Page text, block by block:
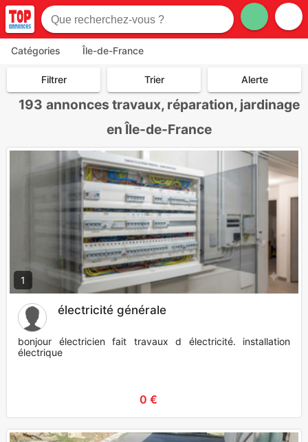
Catégories Île-de-France
Filtrer Trier Alerte
193 annonces travaux, réparation, jardinage
en Île-de-France
1
électricité générale
bonjour électricien fait travaux d électricité. installation
électrique
0 €